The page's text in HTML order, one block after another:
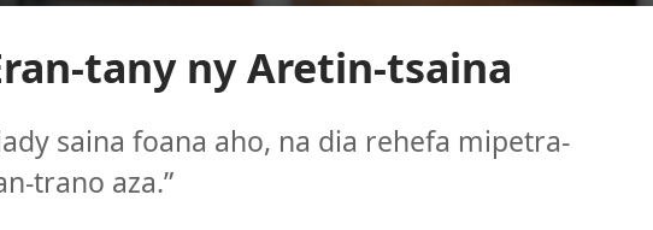
tany ny Aretin-tsaina
saina foana aho, na dia rehefa mipetra-
trano aza.”